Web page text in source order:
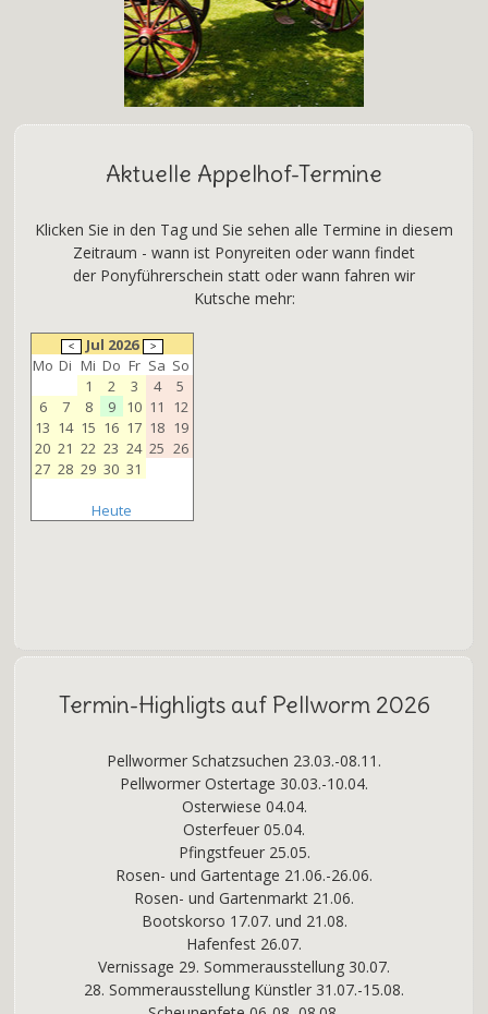
Aktuelle Appelhof-Termine
Klicken Sie in den Tag und Sie sehen alle Termine in diesem
Zeitraum - wann ist Ponyreiten oder wann findet
der Ponyführerschein statt oder wann fahren wir
Kutsche mehr:
Jul 2026
Mo Di Mi Do Fr Sa So
1
2 3 4
5
6
7 8 9 10 11
12
13 14 15 16 17 18 19
20 21 22 23 24 25 26
27 28 29 30 31
Heute
Termin-Highligts auf Pellworm 2026
Pellwormer Schatzsuchen 23.03.-08.11.
Pellwormer Ostertage 30.03.-10.04.
Osterwiese 04.04.
Osterfeuer 05.04.
Pfingstfeuer 25.05.
Rosen- und Gartentage 21.06.-26.06.
Rosen- und Gartenmarkt 21.06.
Bootskorso 17.07. und 21.08.
Hafenfest 26.07.
Vernissage 29. Sommerausstellung 30.07.
28. Sommerausstellung Künstler 31.07.-15.08.